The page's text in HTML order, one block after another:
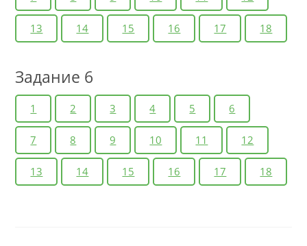
13 14 15 16 17 18
Задание 6
1 2 3 4 5 6
7 8 9 10 11 12
13 14 15 16 17 18